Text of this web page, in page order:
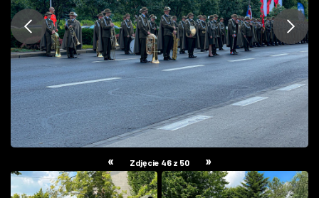
« Zdjęcie 46 z 50 »